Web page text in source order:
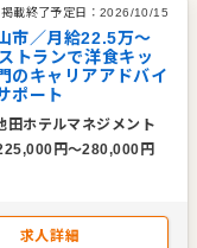
掲載終了予定日： 2026/10/15
市／月給22.5万～
トランで洋食キッ
のキャリアアドバイ
ポート
田ホテルマネジメント
円〜280,000 円
求人詳細